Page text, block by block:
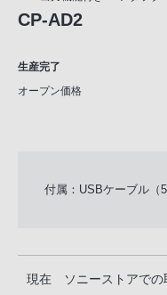
CP-AD2
生産完了
オープン価格
付属：USBケーブル（
現在 ソニーストアでの